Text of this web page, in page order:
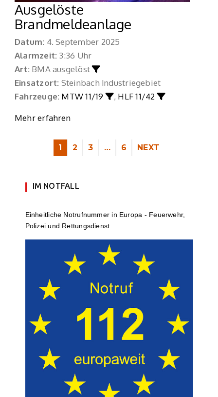
Ausgelöste
Brandmeldeanlage
Datum: 4. September 2025
Alarmzeit: 3:36 Uhr
Art:BMA ausgelöst
Einsatzort: Steinbach Industriegebiet
Fahrzeuge: MTW 11/19 , HLF 11/42
Mehr erfahren
1 2 3 … 6 NEXT
IM NOTFALL
Einheit­li­che Notruf­num­mer in Europa - Feuerwehr,
Polizei und Rettungs­dienst